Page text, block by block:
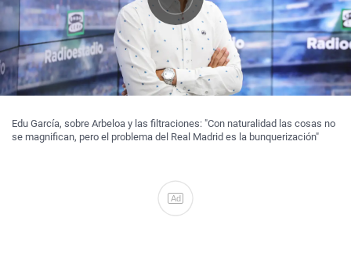
Edu García, sobre Arbeloa y las filtraciones: "Con naturalidad las cosas no
se magnifican, pero el problema del Real Madrid es la bunquerización"
Ad